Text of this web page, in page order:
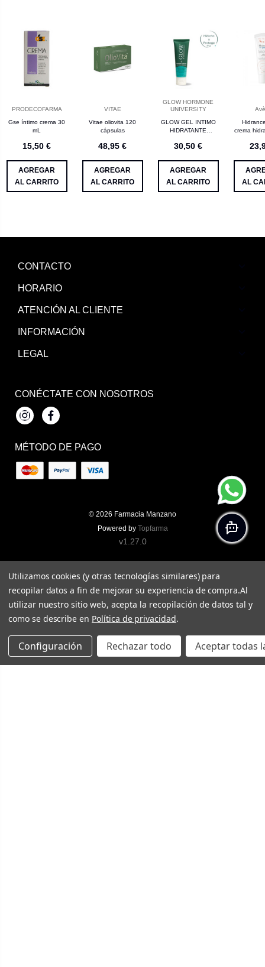
PRODECOFARMA
Gse íntimo crema 30
mL
15,50 €
AGREGAR
AL CARRITO
VITAE
Vitae oliovita 120
cápsulas
48,95 €
AGREGAR
AL CARRITO
GLOW HORMONE
UNIVERSITY
GLOW GEL INTIMO
HIDRATANTE
30,50 €
AGREGAR
AL CARRITO
crema
AL
CONTACTO
HORARIO
ATENCIÓN AL CLIENTE
INFORMACIÓN
LEGAL
CONÉCTATE CON NOSOTROS
InstagramFacebook
MÉTODO DE PAGO
© 2026 Farmacia Manzano
Powered by Topfarma
v1.27.0
Utilizamos cookies (y otras tecnologías similares) para
recopilar datos a fin de mejorar su experiencia de compra.Al
utilizar nuestro sitio web, acepta la recopilación de datos tal y
como se describe en Política de privacidad.
Configuración Rechazar todo Aceptar todas